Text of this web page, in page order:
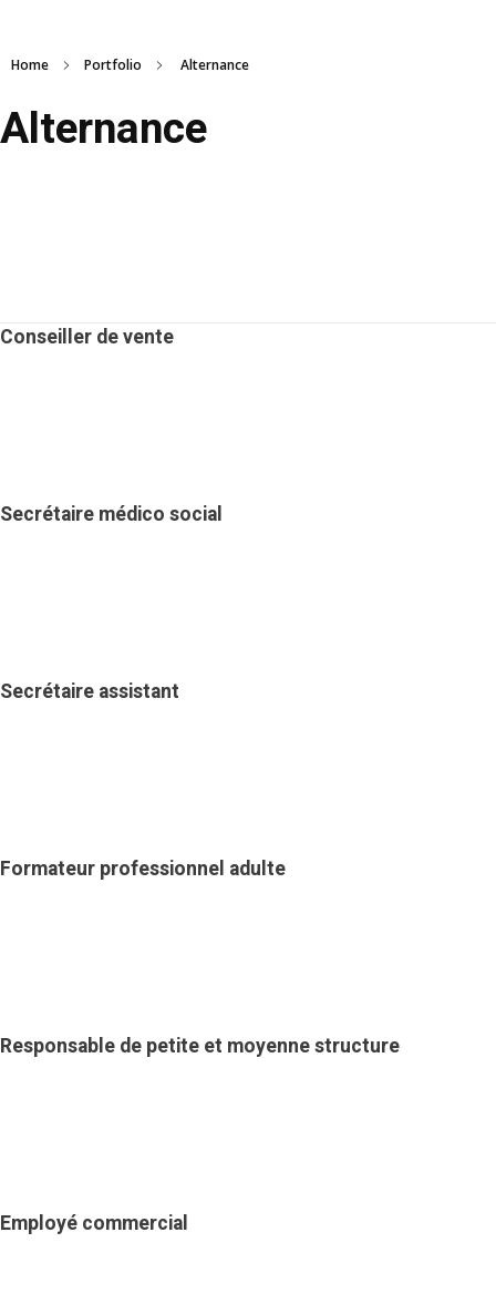
Home Portfolio Alternance
Alternance
Conseiller de vente
Secrétaire médico social
Secrétaire assistant
Formateur professionnel adulte
Responsable de petite et moyenne structure
Employé commercial